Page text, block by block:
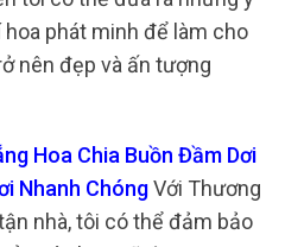
phát minh để làm cho
nên đẹp và ấn tượng
Hoa Chia Buồn Đầm Dơi
Nhanh ChóngVới Thương
nhà, tôi có thể đảm bảo